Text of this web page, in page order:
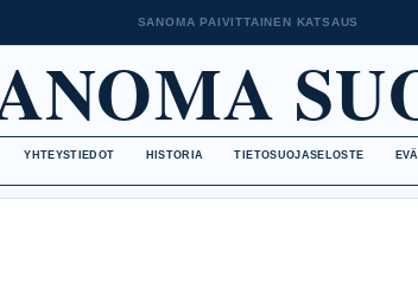
SANOMA PAIVITTAINEN KATSAUS
YHTEYSTIEDOT HISTORIA TIETOSUOJASELOSTE